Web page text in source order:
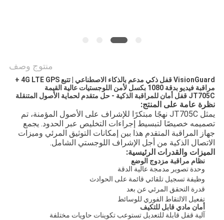
منتوج وصف
VisionGuard قفل ذكي مدعم بالذكاء الاصطناعي | تتبع 4G LTE GPS +
مراقبة فيديو بدقة 1080 بكسل لأمن اللوجستيات عالية القيمة
JT705C قفل أمان للمراقبة الذكية - حل متقدم لحماية الأصول المتنقلة
نظرة عامة على المنتج:
يمثل JT705C نهجًا مبتكرًا للإشراف على الأصول المؤمنة، تم
تصميمه خصيصًا لتبسيط إجراءات التخليص عبر الحدود. يجمع
جهاز المراقبة المتقدم هذا بين إمكانات التوثيق المرئي وميزات
الاتصال الذكية من أجل الإشراف اللوجستي الشامل.
الميزات والقدرات الرئيسية:
نظام مراقبة مزدوج الوضع
وحدة تصوير مدمجة عالية الدقة
وظيفة تسجيل تلقائي قائمة على الحوادث
قدرة التحقق المرئي عن بعد
تفعيل الالتقاط الفوري للوسائط
أمان مادي قابل للتكيف
آلية قفل قابلة للتعديل تستوعب تكوينات حاويات مختلفة